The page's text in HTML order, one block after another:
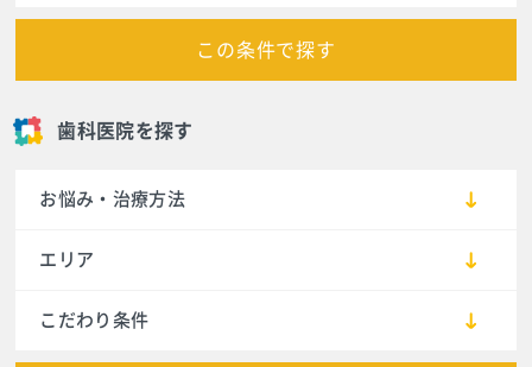
この条件で探す
歯科医院を探す
お悩み・治療方法
エリア
こだわり条件